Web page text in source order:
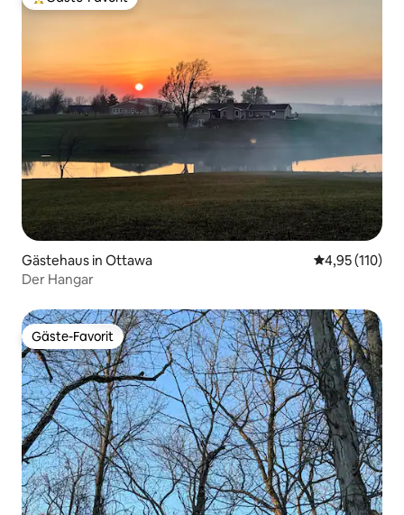
Beliebter Gäste-Favorit.
Gästehaus in Ottawa
4,95 (110)
Der Hangar
Gäste-Favorit
Gäste-Favorit